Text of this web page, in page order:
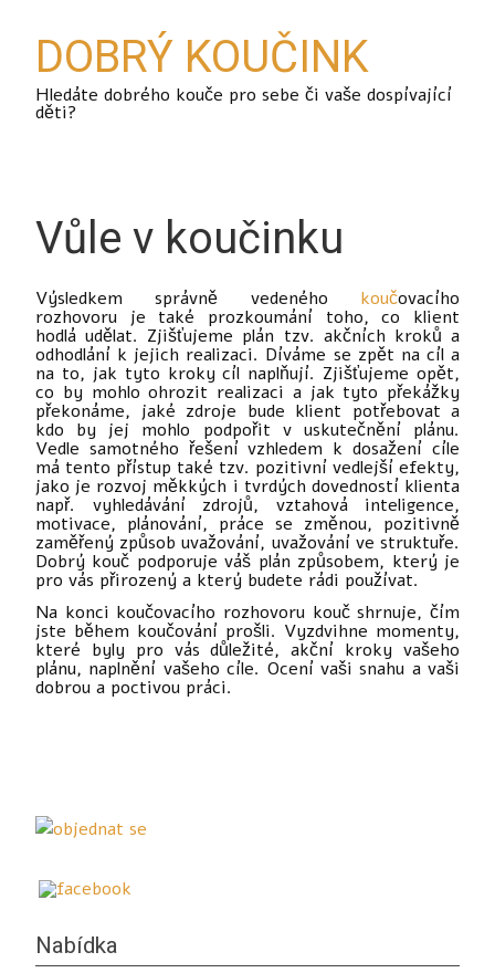
DOBRÝ KOUČINK
Hledáte dobrého kouče pro sebe či vaše dospívající
děti?
Vůle v koučinku
Výsledkem správně vedeného koučovacího
rozhovoru je také prozkoumání toho, co klient
hodlá udělat. Zjišťujeme plán tzv. akčních kroků a
odhodlání k jejich realizaci. Díváme se zpět na cíl a
na to, jak tyto kroky cíl naplňují. Zjišťujeme opět,
co by mohlo ohrozit realizaci a jak tyto překážky
překonáme, jaké zdroje bude klient potřebovat a
kdo by jej mohlo podpořit v uskutečnění plánu.
Vedle samotného řešení vzhledem k dosažení cíle
má tento přístup také tzv. pozitivní vedlejší efekty,
jako je rozvoj měkkých i tvrdých dovedností klienta
např. vyhledávání zdrojů, vztahová inteligence,
motivace, plánování, práce se změnou, pozitivně
zaměřený způsob uvažování, uvažování ve struktuře.
Dobrý kouč podporuje váš plán způsobem, který je
pro vás přirozený a který budete rádi používat.
Na konci koučovacího rozhovoru kouč shrnuje, čím
jste během koučování prošli. Vyzdvihne momenty,
které byly pro vás důležité, akční kroky vašeho
plánu, naplnění vašeho cíle. Ocení vaši snahu a vaši
dobrou a poctivou práci.
Nabídka